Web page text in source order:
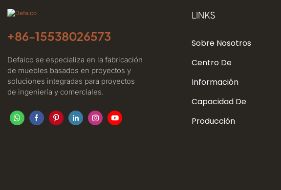
+86-15538026573
Defaico se especializa en la fabricación
de muebles basados ​​en proyectos y
soluciones integradas para proyectos
de ingeniería y comerciales.
LINKS
Sobre Nosotros
Centro De
Información
Capacidad De
Producción